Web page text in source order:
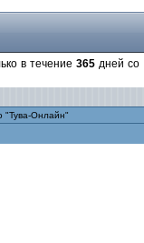
в течение 365 дней со
"Тува-Онлайн"